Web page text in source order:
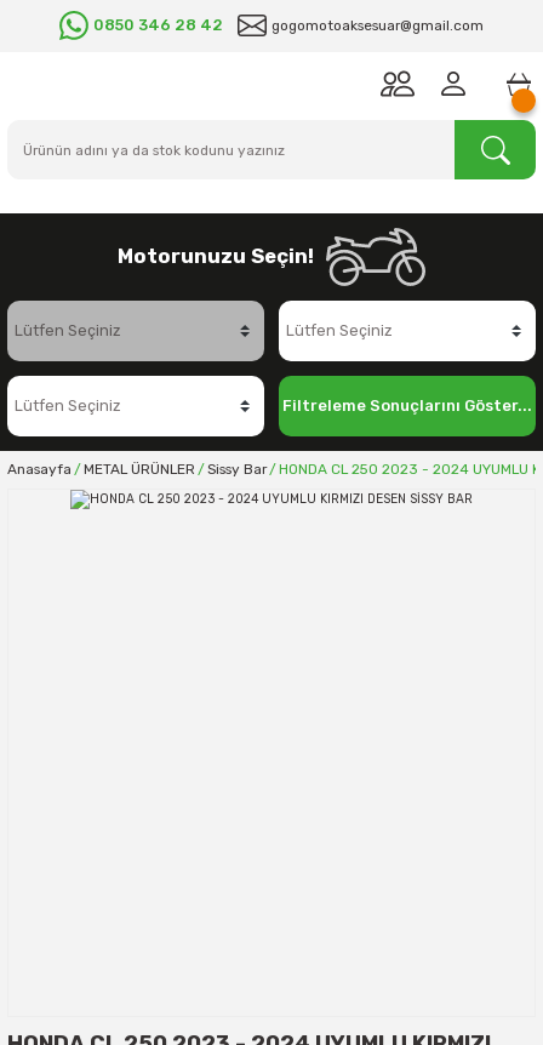
0850 346 28 42 gogomotoaksesuar@gmail.com
Motorunuzu Seçin!
Filtreleme Sonuçlarını Göster...
Anasayfa METAL ÜRÜNLER Sissy Bar HONDA CL 250 2023 - 2024 UYUMLU